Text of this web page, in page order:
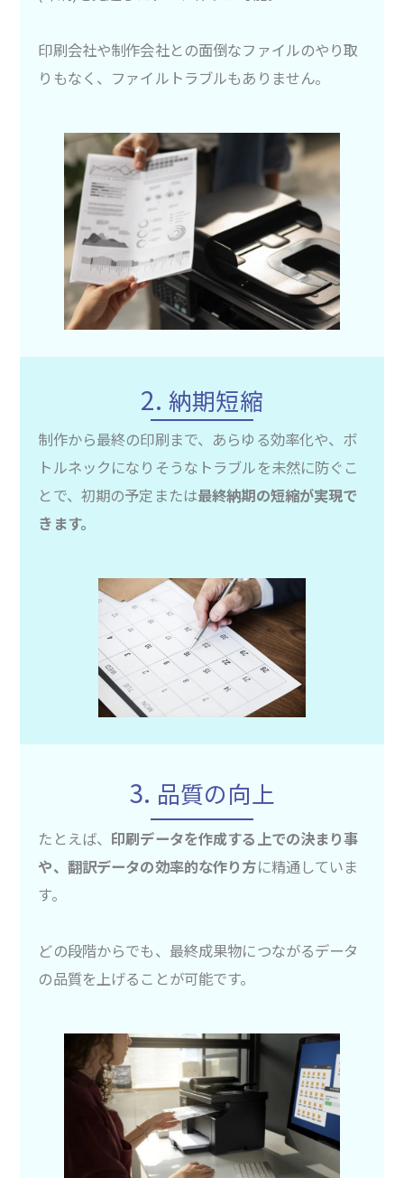
印刷会社や制作会社との面倒なファイルのやり取
りもなく、ファイルトラブルもありません。
2. 納期短縮
制作から最終の印刷まで、あらゆる効率化や、ボ
トルネックになりそうなトラブルを未然に防ぐこ
とで、初期の予定または最終納期の短縮が実現で
きます。
3. 品質の向上
たとえば、 印刷データを作成する上での決まり事
や、翻訳データの効率的な作り方に精通していま
す。
どの段階からでも、最終成果物につながるデータ
の品質を上げることが可能です。